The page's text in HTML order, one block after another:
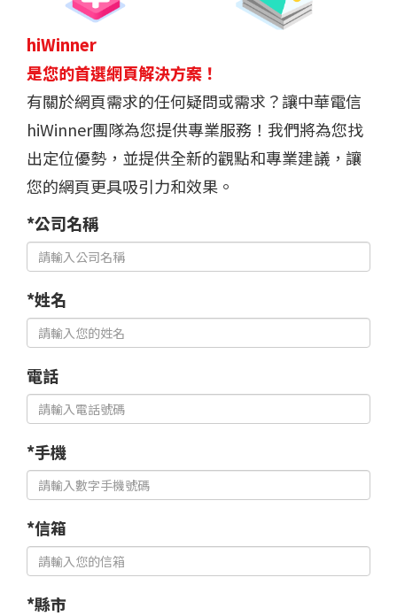
hiWinner
是您的首選網頁解決方案！
有關於網頁需求的任何疑問或需求？讓中華電信
hiWinner團隊為您提供專業服務！我們將為您找
出定位優勢，並提供全新的觀點和專業建議，讓
您的網頁更具吸引力和效果。
*公司名稱
*姓名
電話
*手機
*信箱
*縣市